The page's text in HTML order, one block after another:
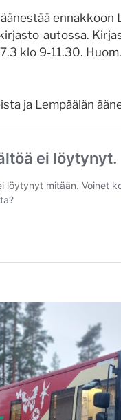
ennakkoon
autossa.
klo 9-11.30.
ja Lempäälän